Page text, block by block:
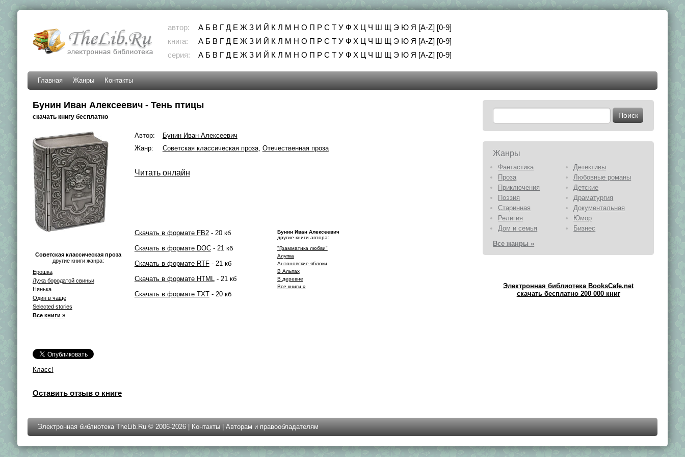
автор: А Б В Г Д Е Ж З И Й К Л М Н О П Р С Т У Ф Х Ц Ч Ш Щ Э Ю Я [A-Z] [0-9]
книга:
А Б В Г Д Е Ж З И Й К Л М Н О П Р С Т У Ф Х Ц Ч Ш Щ Э Ю Я [A-Z] [0-9]
серия:
А Б В Г Д Е Ж З И Й К Л М Н О П Р С Т У Ф Х Ц Ч Ш Щ Э Ю Я [A-Z] [0-9]
Главная Жанры Контакты
Бунин Иван Алексеевич - Тень птицы
скачать книгу бесплатно
Советская классическая проза
другие книги жанра:
Ерошка
Лужа бородатой свиньи
Нянька
Один в чаще
Selected stories
Все книги »
Класс!
Автор:
Бунин Иван Алексеевич
Жанр:
Советская классическая проза, Отечественная проза
Читать онлайн
Скачать в формате FB2- 20 кб
Скачать в формате DOC- 21 кб
Скачать в формате RTF- 21 кб
Скачать в формате HTML- 21 кб
Скачать в формате TXT- 20 кб
Бунин Иван Алексеевич
другие книги автора:
"Грамматика любви"
Алупка
Антоновские яблоки
В Альпах
В деревне
Все книги »
Оставить отзыв о книге
Жанры
Фантастика
Детективы
Проза
Любовные романы
Приключения
Детские
Поэзия
Драматургия
Старинная
Документальная
Религия
Юмор
Дом и семья
Бизнес
Все жанры »
Электронная библиотека BooksCafe.net
скачать бесплатно 200 000 книг
Электронная библиотека TheLib.Ru © 2006-2026 | Контакты| Авторам и правообладателям